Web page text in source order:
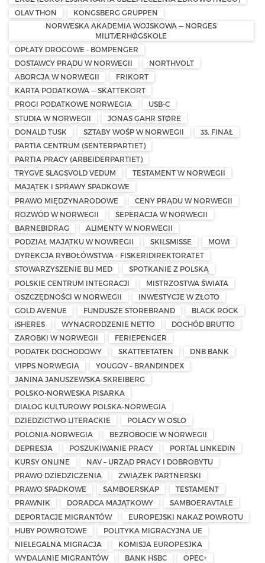
OLAV THON
KONGSBERG GRUPPEN
NORWESKA AKADEMIA WOJSKOWA — NORGES
MILITÆRHØGSKOLE
OPŁATY DROGOWE - BOMPENGER
DOSTAWCY PRĄDU W NORWEGII
NORTHVOLT
ABORCJA W NORWEGII
FRIKORT
KARTA PODATKOWA — SKATTEKORT
PROGI PODATKOWE NORWEGIA
USB-C
STUDIA W NORWEGII
JONAS GAHR STØRE
DONALD TUSK
SZTABY WOŚP W NORWEGII
33. FINAŁ
PARTIA CENTRUM (SENTERPARTIET)
PARTIA PRACY (ARBEIDERPARTIET)
TRYGVE SLAGSVOLD VEDUM
TESTAMENT W NORWEGII
MAJĄTEK I SPRAWY SPADKOWE
PRAWO MIĘDZYNARODOWE
CENY PRĄDU W NORWEGII
ROZWÓD W NORWEGII
SEPERACJA W NORWEGII
BARNEBIDRAG
ALIMENTY W NORWEGII
PODZIAŁ MAJĄTKU W NOWREGII
SKILSMISSE
MOWI
DYREKCJA RYBOŁÓWSTWA – FISKERIDIREKTORATET
STOWARZYSZENIE BLI MED
SPOTKANIE Z POLSKĄ
POLSKIE CENTRUM INTEGRACJI
MISTRZOSTWA ŚWIATA
OSZCZĘDNOŚCI W NORWEGII
INWESTYCJE W ZŁOTO
GOLD AVENUE
FUNDUSZE STOREBRAND
BLACK ROCK
iSHERES
WYNAGRODZENIE NETTO
DOCHÓD BRUTTO
ZAROBKI W NORWEGII
FERIEPENGER
PODATEK DOCHODOWY
SKATTEETATEN
DNB BANK
VIPPS NORWEGIA
YOUGOV – BRANDINDEX
JANINA JANUSZEWSKA-SKREIBERG
POLSKO-NORWESKA PISARKA
DIALOG KULTUROWY POLSKA-NORWEGIA
DZIEDZICTWO LITERACKIE
POLACY W OSLO
POLONIA-NORWEGIA
BEZROBOCIE W NORWEGII
DEPRESJA
POSZUKIWANIE PRACY
PORTAL LINKEDIN
KURSY ONLINE
NAV – URZĄD PRACY I DOBROBYTU
PRAWO DZIEDZICZENIA
ZWIĄZEK PARTNERSKI
PRAWO SPADKOWE
SAMBOERSKAP
TESTAMENT
PRAWNIK
DORADCA MAJĄTKOWY
SAMBOERAVTALE
DEPORTACJE MIGRANTÓW
EUROPEJSKI NAKAZ POWROTU
HUBY POWROTOWE
POLITYKA MIGRACYJNA UE
NIELEGALNA MIGRACJA
KOMISJA EUROPESJKA
WYDALANIE MIGRANTÓW
BANK HSBC
OPEC+